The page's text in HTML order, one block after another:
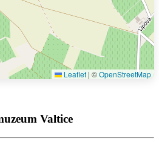
Leaflet | ©OpenStreetMap
Valtice